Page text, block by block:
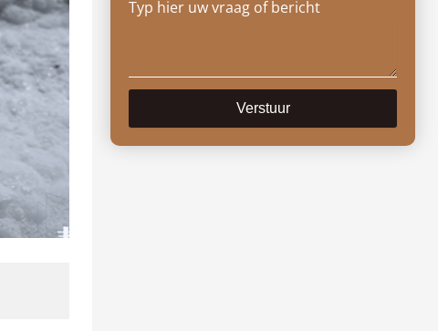
Typ hier uw vraag of bericht
Verstuur